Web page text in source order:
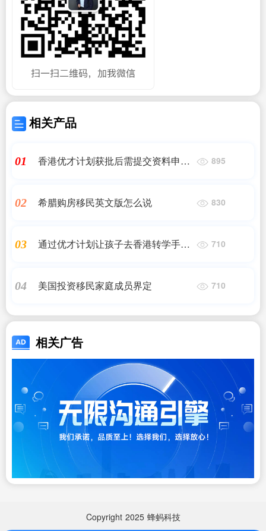
相关产品
01
香港优才计划获批后需提交资料申请
895
02 希腊购房移民英文版怎么说 830
03
通过优才计划让孩子去香港转学手续
710
04 美国投资移民家庭成员界定 710
相关广告
Copyright 2025 蜂蚂科技